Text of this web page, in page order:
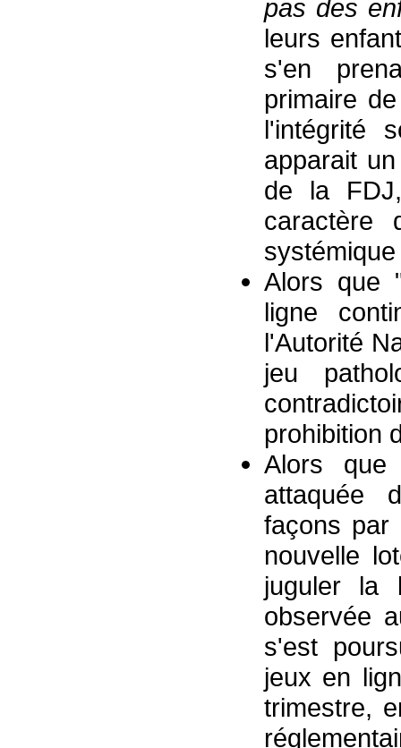
pas des
leurs
s'en
primaire
l'intégrité
apparait
de la
caractère
Alors que
ligne
l'Autorité
jeu
prohibition
Alors
attaquée
façons par
nouvelle
juguler la
observée
s'est
jeux en
trimestre,